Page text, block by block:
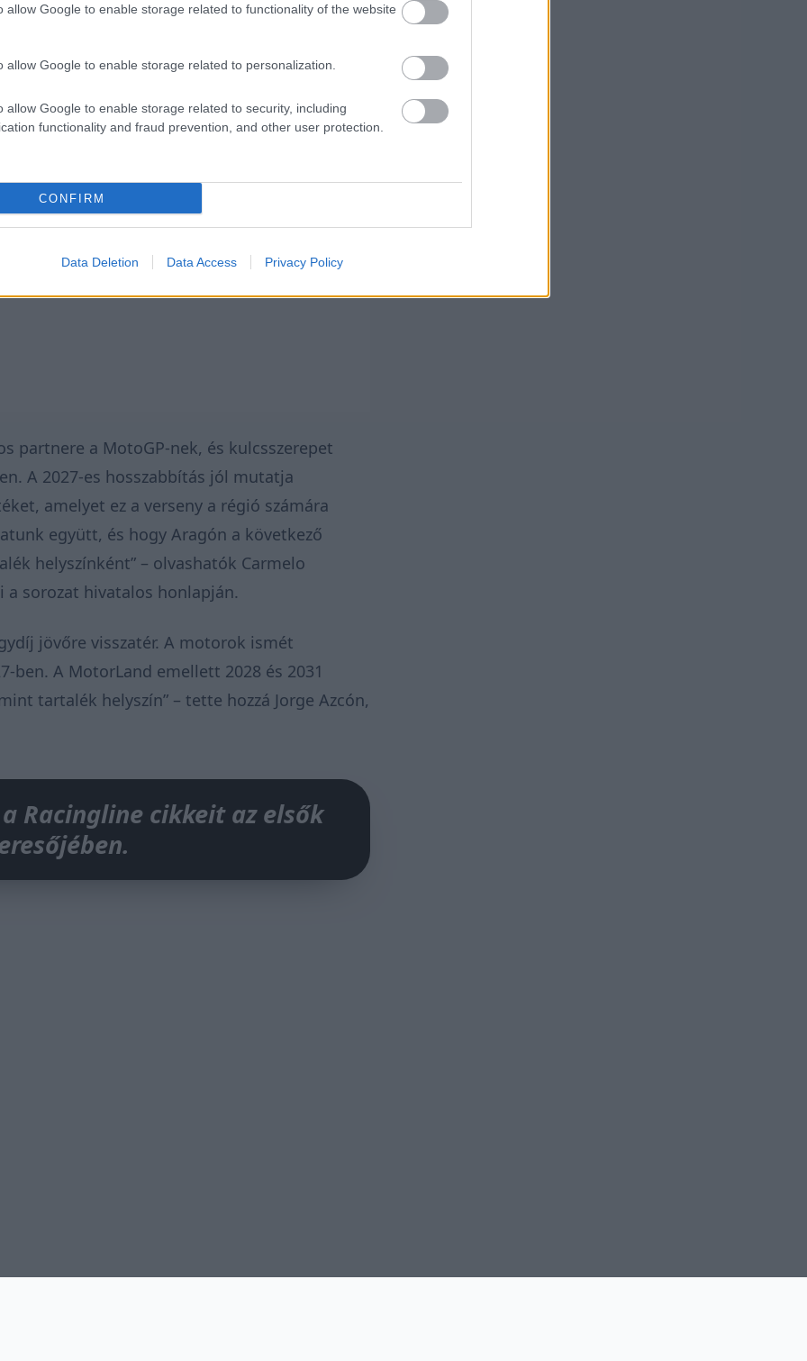
allow Google to enable storage related to functionality of the website
allow Google to enable storage related to personalization.
allow Google to enable storage related to security, including
functionality and fraud prevention, and other user protection.
CONFIRM
Data Deletion Data Access Privacy Policy
amelyet követően a pálya 2028 és 2031
arra, hogy 2028-tól már számolnak a
partnere a MotoGP-nek, és kulcsszerepet
A 2027-es hosszabbítás jól mutatja
amelyet ez a verseny a régió számára
együtt, és hogy Aragón a következő
helyszínként” – olvashatók Carmelo
a sorozat hivatalos honlapján.
jövőre visszatér. A motorok ismét
ben. A MotorLand emellett 2028 és 2031
tartalék helyszín” – tette hozzá Jorge Azcón,
Racingline cikkeit az elsők